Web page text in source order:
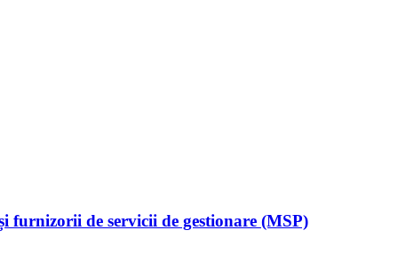
furnizorii de servicii de gestionare (MSP)